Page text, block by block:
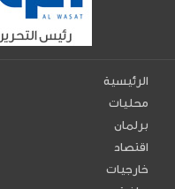
الرئيسية
محليات
برلمان
اقتصاد
خارجيات